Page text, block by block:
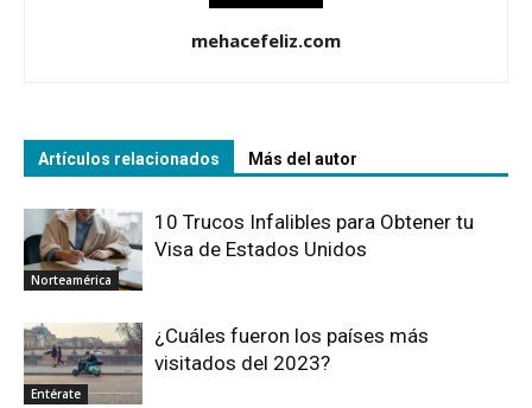
mehacefeliz.com
Artículos relacionados Más del autor
Norteamérica
10 Trucos Infalibles para Obtener tu
Visa de Estados Unidos
Entérate
¿Cuáles fueron los países más
visitados del 2023?